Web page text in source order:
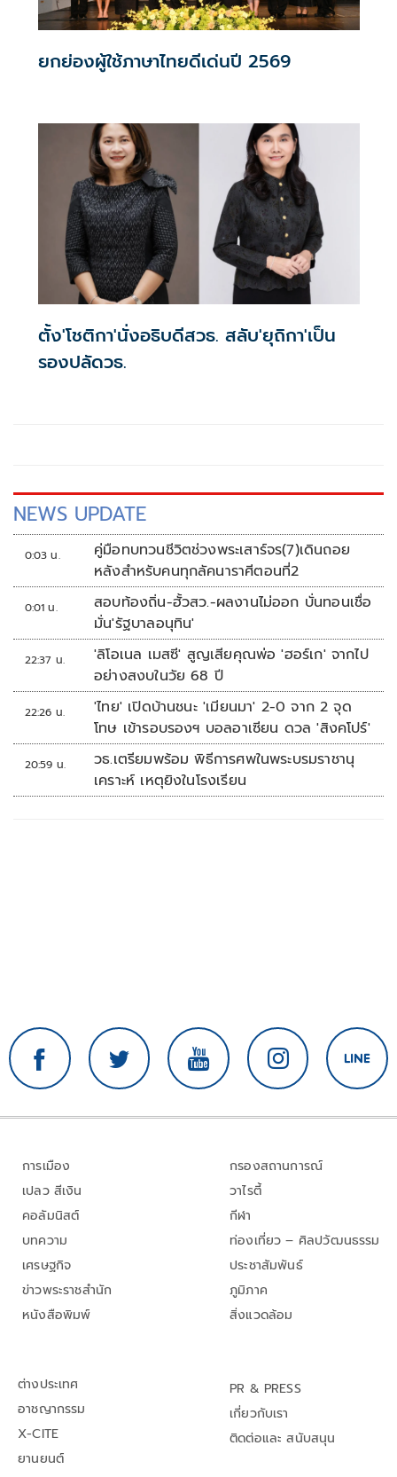
ยกย่องผู้ใช้ภาษาไทยดีเด่นปี 2569
ตั้ง'โชติกา'นั่งอธิบดีสวธ. สลับ'ยุถิกา'เป็น
รองปลัดวธ.
NEWS UPDATE
0:03 น.
คู่มือทบทวนชีวิตช่วงพระเสาร์จร(7)เดินถอย
หลังสำหรับคนทุกลัคนาราศีตอนที่2
0:01 น.
สอบท้องถิ่น-ฮั้วสว.-ผลงานไม่ออก บั่นทอนเชื่อ
มั่น'รัฐบาลอนุทิน'
22:37 น.
'ลิโอเนล เมสซี' สูญเสียคุณพ่อ 'ฮอร์เก' จากไป
อย่างสงบในวัย 68 ปี
22:26 น.
'ไทย' เปิดบ้านชนะ 'เมียนมา' 2-0 จาก 2 จุด
โทษ เข้ารอบรองฯ บอลอาเซียน ดวล 'สิงคโปร์'
20:59 น.
วธ.เตรียมพร้อม พิธีการศพในพระบรมราชานุ
เคราะห์ เหตุยิงในโรงเรียน
การเมือง
เปลว สีเงิน
คอลัมนิสต์
บทความ
เศรษฐกิจ
ข่าวพระราชสำนัก
หนังสือพิมพ์
กรองสถานการณ์
วาไรตี้
กีฬา
ท่องเที่ยว – ศิลปวัฒนธรรม
ประชาสัมพันธ์
ภูมิภาค
สิ่งแวดล้อม
ต่างประเทศ
อาชญากรรม
X-CITE
ยานยนต์
PR & PRESS
เกี่ยวกับเรา
ติดต่อและ สนับสนุน